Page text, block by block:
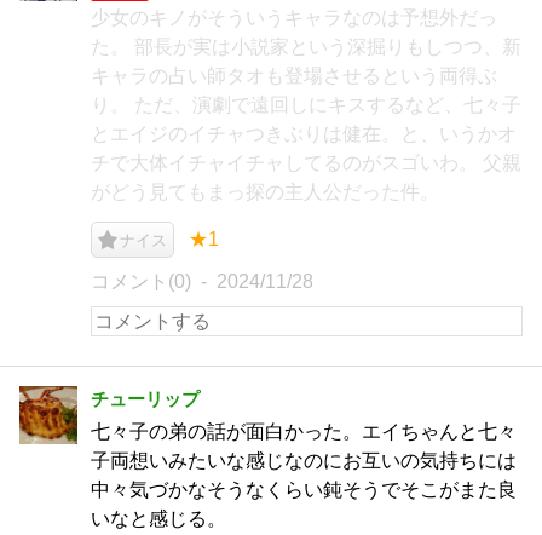
少女のキノがそういうキャラなのは予想外だっ
た。 部長が実は小説家という深掘りもしつつ、新
キャラの占い師タオも登場させるという両得ぶ
り。 ただ、演劇で遠回しにキスするなど、七々子
とエイジのイチャつきぶりは健在。と、いうかオ
チで大体イチャイチャしてるのがスゴいわ。 父親
がどう見てもまっ探の主人公だった件。
ナイス ★1
コメント(0) 2024/11/28
チューリップ
七々子の弟の話が面白かった。エイちゃんと七々
子両想いみたいな感じなのにお互いの気持ちには
中々気づかなそうなくらい鈍そうでそこがまた良
いなと感じる。